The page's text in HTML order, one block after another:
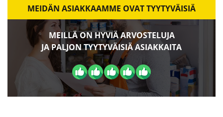
MEIDÄN ASIAKKAAMME OVAT TYYTYVÄISIÄ
MEILLÄ ON HYVIÄ ARVOSTELUJA
JA PALJON TYYTYVÄISIÄ ASIAKKAITA